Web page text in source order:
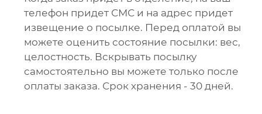
телефон придет СМС и на адрес придет
извещение о посылке. Перед оплатой вы
можете оценить состояние посылки: вес,
целостность. Вскрывать посылку
самостоятельно вы можете только после
оплаты заказа. Срок хранения - 30 дней.